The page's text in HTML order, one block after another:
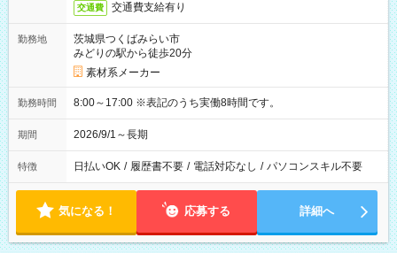
交通費 交通費支給有り
勤務地
茨城県つくばみらい市
みどりの駅から徒歩20分
素材系メーカー
勤務時間 8:00～17:00 ※表記のうち実働8時間です。
期間 2026/9/1～長期
特徴 日払いOK / 履歴書不要 / 電話対応なし / パソコンスキル不要
気になる！ 応募する 詳細へ